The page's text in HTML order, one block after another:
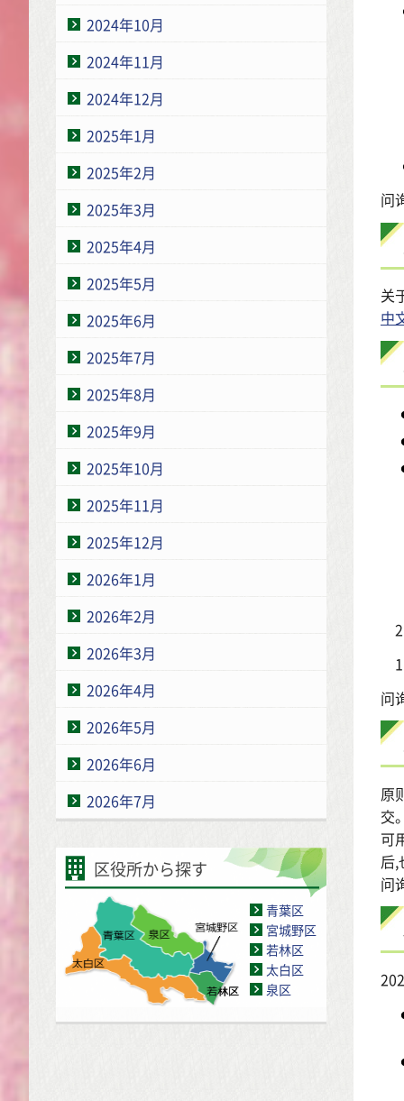
2024年10月
2024年11月
2024年12月
2025年1月
2025年2月
2025年3月
2025年4月
2025年5月
2025年6月
2025年7月
2025年8月
2025年9月
2025年10月
2025年11月
2025年12月
2026年1月
2026年2月
2026年3月
2026年4月
2026年5月
2026年6月
2026年7月
区役所から探す
青葉区
宮城野区
若林区
太白区
泉区
问
关
中
问
原
交
可
后,
问